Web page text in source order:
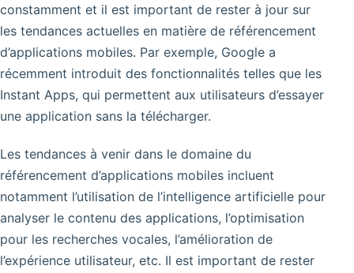
constamment et il est important de rester à jour sur
les tendances actuelles en matière de référencement
d’applications mobiles. Par exemple, Google a
récemment introduit des fonctionnalités telles que les
Instant Apps, qui permettent aux utilisateurs d’essayer
une application sans la télécharger.
Les tendances à venir dans le domaine du
référencement d’applications mobiles incluent
notamment l’utilisation de l’intelligence artificielle pour
analyser le contenu des applications, l’optimisation
pour les recherches vocales, l’amélioration de
l’expérience utilisateur, etc. Il est important de rester